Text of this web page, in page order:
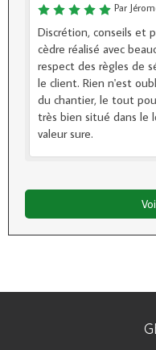
Par
Discrétion, conseils et
cèdre réalisé avec
respect des règles de
le client. Rien n'est
du chantier, le tout
très bien situé dans le
valeur sure.